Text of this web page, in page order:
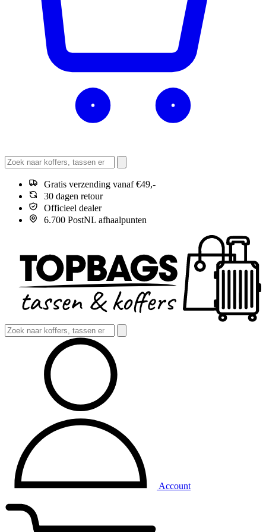
Gratis verzending vanaf €49,-
30 dagen retour
Officieel dealer
6.700 PostNL afhaalpunten
Account